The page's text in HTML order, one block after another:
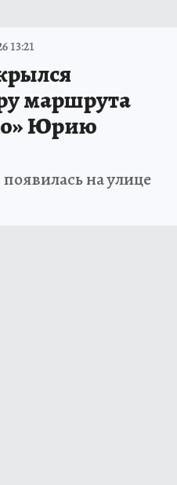
13:21
маршрута
Юрию
на улице